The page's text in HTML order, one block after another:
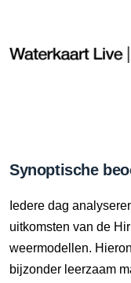
Synoptische
Iedere dag
uitkomsten van de
weermodellen.
bijzonder leerzaam